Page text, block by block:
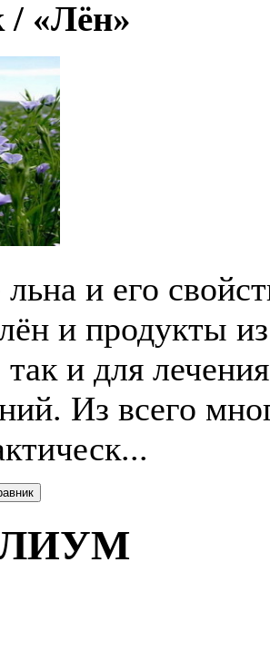
/ «Лён»
и его
и продукты
и для
Из всего